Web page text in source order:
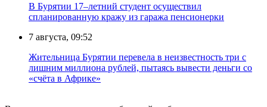
В Бурятии 17–летний студент осуществил
спланированную кражу из гаража пенсионерки
7 августа, 09:52
Жительница Бурятии перевела в неизвестность три с
лишним миллиона рублей, пытаясь вывести деньги со
«счёта в Африке»